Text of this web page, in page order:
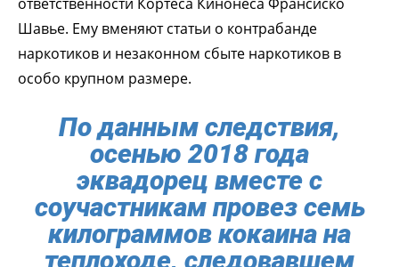
Шавье. Ему вменяют статьи о контрабанде
наркотиков и незаконном сбыте наркотиков в
особо крупном размере.
По данным следствия,
осенью 2018 года
эквадорец вместе с
соучастникам провез семь
килограммов кокаина на
теплоходе, следовавшем